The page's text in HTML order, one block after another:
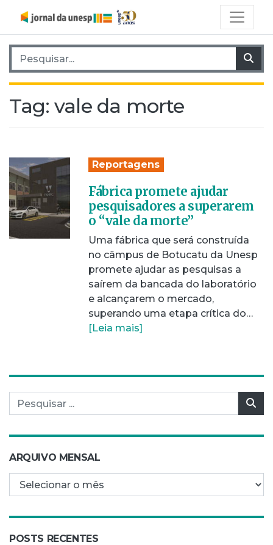
Pesquisar por:
Tag: vale da morte
Reportagens
Fábrica promete ajudar
pesquisadores a superarem
o “vale da morte”
Uma fábrica que será construída
no câmpus de Botucatu da Unesp
promete ajudar as pesquisas a
saírem da bancada do laboratório
e alcançarem o mercado,
superando uma etapa crítica do…
[Leia mais]
Pesquisar por:
ARQUIVO MENSAL
Arquivo mensal
POSTS RECENTES